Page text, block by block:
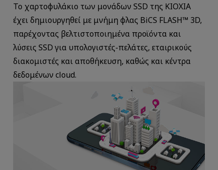
Το χαρτοφυλάκιο των μονάδων SSD της KIOXIA
έχει δημιουργηθεί με μνήμη φλας BiCS FLASH™ 3D,
παρέχοντας βελτιστοποιημένα προϊόντα και
λύσεις SSD για υπολογιστές-πελάτες, εταιρικούς
διακομιστές και αποθήκευση, καθώς και κέντρα
δεδομένων cloud.